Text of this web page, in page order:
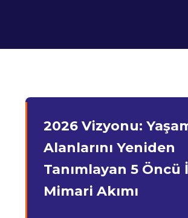
2026 Vizyonu:
Alanlarını Yeniden
Tanımlayan 5 Öncü
Mimari Akımı